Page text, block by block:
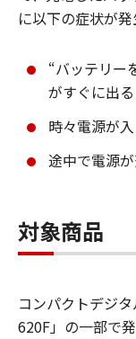
に以下の症状が発
“バッテリー
がすぐに出る
時々電源が
途中で電源
対象商品
コンパクトデジ
620F」の一部で